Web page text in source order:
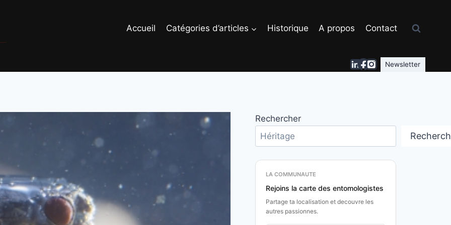
Accueil Catégories d’articles Historique A propos Contact
Newsletter
Rechercher
LA COMMUNAUTE
Rejoins la carte des entomologistes
Partage ta localisation et decouvre les
autres passionnes.